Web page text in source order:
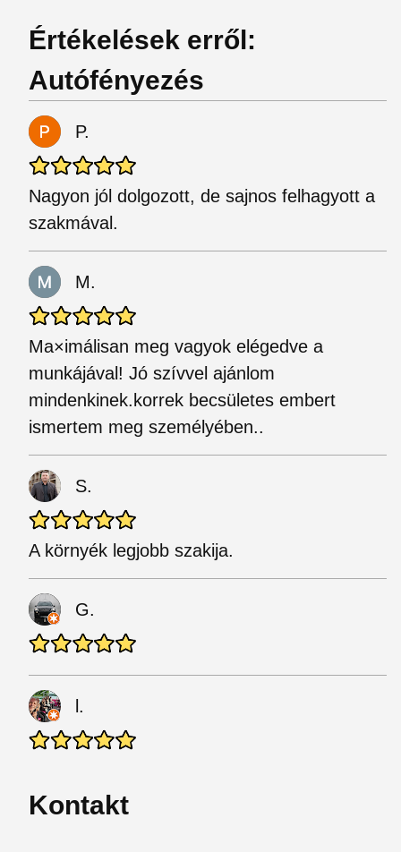
Értékelések erről:
Autófényezés
P.
Nagyon jól dolgozott, de sajnos felhagyott a
szakmával.
M.
Ma×imálisan meg vagyok elégedve a
munkájával! Jó szívvel ajánlom
mindenkinek.korrek becsületes embert
ismertem meg személyében..
S.
A környék legjobb szakija.
G.
l.
Kontakt